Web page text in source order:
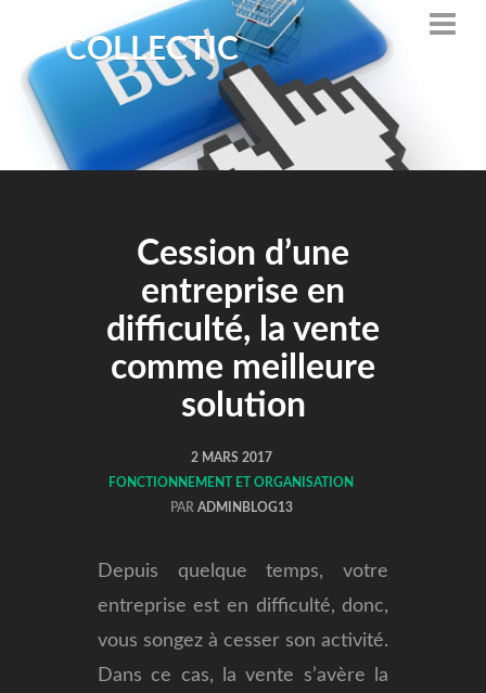
COLLECTIC
Cession d’une
entreprise en
difficulté, la vente
comme meilleure
solution
2 MARS 2017
FONCTIONNEMENT ET ORGANISATION
PAR ADMINBLOG13
Depuis quelque temps, votre
entreprise est en difficulté, donc,
vous songez à cesser son activité.
Dans ce cas, la vente s’avère la